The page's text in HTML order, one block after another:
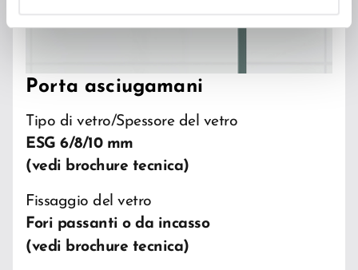
Porta asciugamani
Tipo di vetro/Spessore del vetro
ESG 6/8/10 mm
(vedi brochure tecnica)
Fissaggio del vetro
Fori passanti o da incasso
(vedi brochure tecnica)